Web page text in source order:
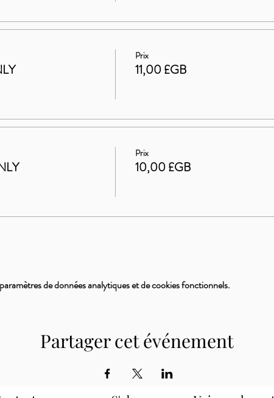
Prix
11,00 £GB
Prix
10,00 £GB
de données analytiques et de cookies fonctionnels.
Partager cet événement